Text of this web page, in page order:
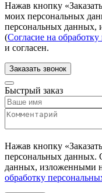
Нажав кнопку
моих персональных
персональных данных,
(Согласие на
и согласен.
Заказать звонок
Быстрый заказ
Нажав кнопку «Заказать
персональных данных.
данных, изложенными
обработку